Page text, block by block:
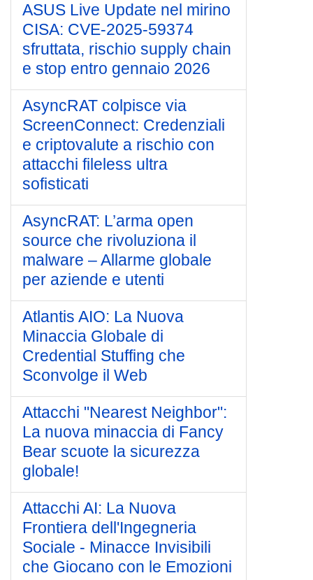
ASUS Live Update nel mirino
CISA: CVE-2025-59374
sfruttata, rischio supply chain
e stop entro gennaio 2026
AsyncRAT colpisce via
ScreenConnect: Credenziali
e criptovalute a rischio con
attacchi fileless ultra
sofisticati
AsyncRAT: L’arma open
source che rivoluziona il
malware – Allarme globale
per aziende e utenti
Atlantis AIO: La Nuova
Minaccia Globale di
Credential Stuffing che
Sconvolge il Web
Attacchi "Nearest Neighbor":
La nuova minaccia di Fancy
Bear scuote la sicurezza
globale!
Attacchi AI: La Nuova
Frontiera dell'Ingegneria
Sociale - Minacce Invisibili
che Giocano con le Emozioni